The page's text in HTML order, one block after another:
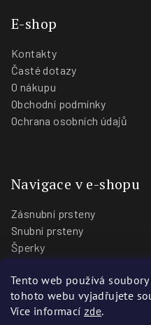
Tento web používá
tohoto webu vyjadřujete
Více informací zde.
E-shop
Kontakty
Časté dotazy
O nákupu
Obchodní podmínky
Ochrana osobních údajů
Navigace v e-shopu
Zásnubní prsteny
Snubní prsteny
Šperky
Blog
Prodejny